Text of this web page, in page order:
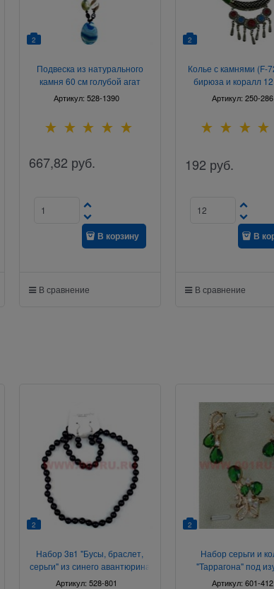
2
Подвеска из натурального
камня 60 см голубой агат
Артикул: 528-1390
667,82 руб.
В корзину
В сравнение
2
Колье с камнями (F-
бирюза и коралл
Артикул: 250-286
192 руб.
В
В сравнение
2
Набор 3в1 "Бусы, браслет,
серьги" из синего авантюрина
(10 мм)
Артикул: 528-801
2
Набор серьги и
"Таррагона" под
размер 17-20
Артикул: 601-412